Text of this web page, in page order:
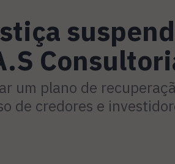
um plano de
de credores e